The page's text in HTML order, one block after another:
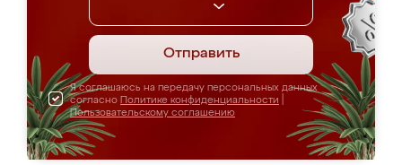
Отправить
Я соглашаюсь на передачу персональных данных
согласно Политике конфиденциальности
Пользовательскому соглашению